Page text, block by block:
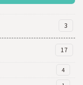
3
17
4